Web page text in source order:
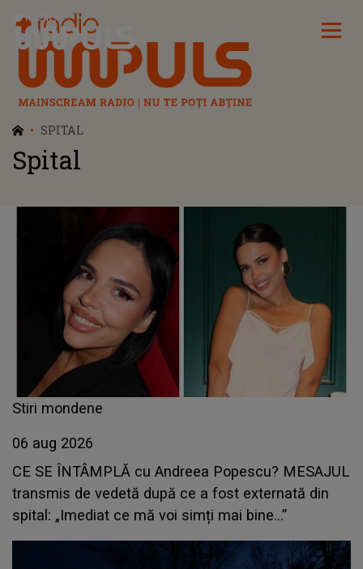
Radio Impuls
SPITAL
Spital
Stiri mondene
06 aug 2026
CE SE ÎNTÂMPLĂ cu Andreea Popescu? MESAJUL
transmis de vedetă după ce a fost externată din
spital: „Imediat ce mă voi simți mai bine...”